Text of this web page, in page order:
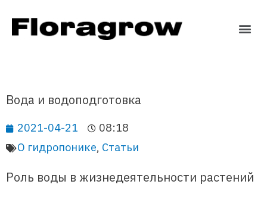
Вода и водоподготовка
2021-04-21
08:18
О гидропонике, Статьи
Роль воды в жизнедеятельности растений